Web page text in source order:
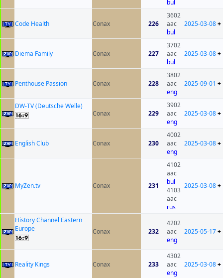
bul
Code Health Conax 226
3602
aac
bul
2025-03-08+
Diema Family Conax 227
3702
aac
bul
2025-03-08+
Penthouse Passion Conax 228
3802
aac
eng
2025-09-01 +
DW-TV (Deutsche Welle)
Conax
229
3902
aac
eng
2025-03-08+
English Club Conax 230
4002
aac
eng
2025-03-08+
MyZen.tv Conax 231
4102
aac
bul
4103
aac
rus
2025-03-08+
History Channel Eastern
Europe
Conax 232
4202
aac
eng
2025-05-17+
Reality Kings Conax 233
4302
aac
eng
2025-03-08+